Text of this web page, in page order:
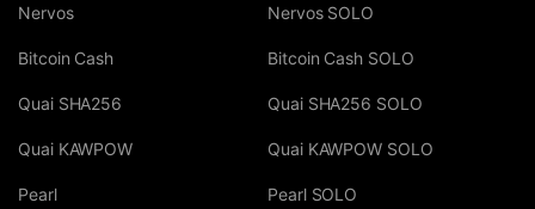
Nervos
Bitcoin Cash
Quai SHA256
Quai KAWPOW
Pearl
Nervos SOLO
Bitcoin Cash SOLO
Quai SHA256 SOLO
Quai KAWPOW SOLO
Pearl SOLO